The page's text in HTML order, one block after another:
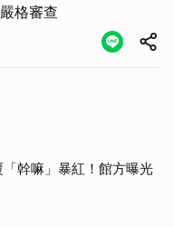
格審查
幹嘛」暴紅！館方曝光